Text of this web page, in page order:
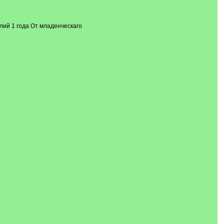
1 года От младенческаго